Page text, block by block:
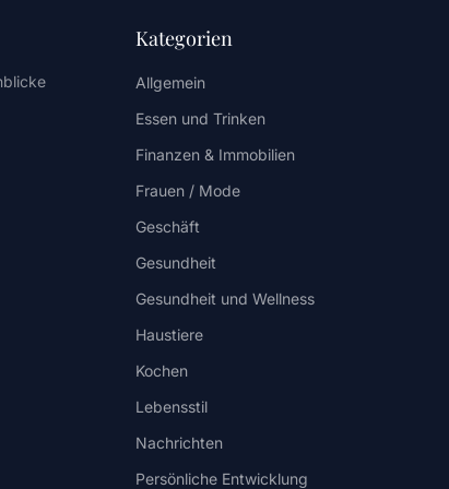
Kategorien
Allgemein
Essen und Trinken
Finanzen & Immobilien
Frauen / Mode
Geschäft
Gesundheit
Gesundheit und Wellness
Haustiere
Kochen
Lebensstil
Nachrichten
Persönliche Entwicklung